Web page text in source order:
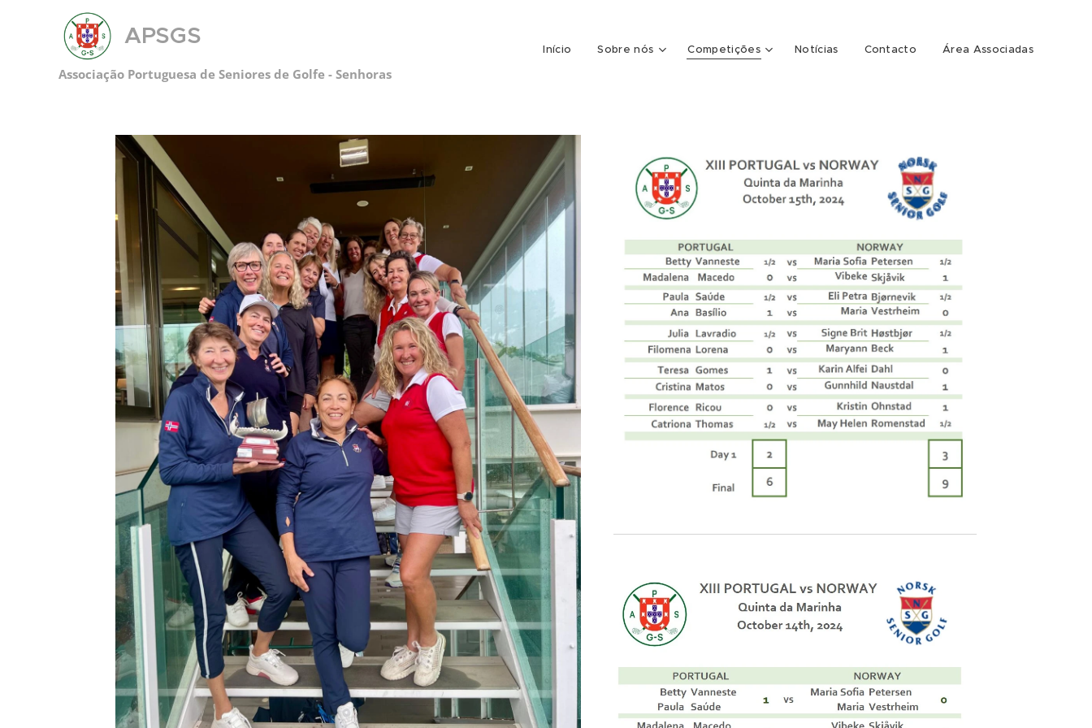
APSGS
Associação Portuguesa de Seniores de Golfe - Senhoras
Início Sobre nós Competições Notícias Contacto Área Associadas